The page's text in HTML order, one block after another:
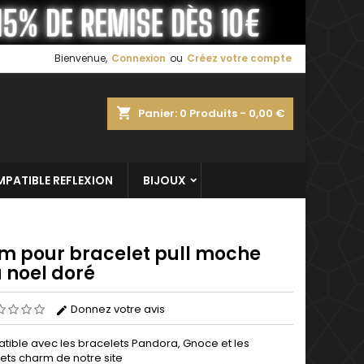
Bienvenue, Connexion ou Créez votre compte
shopping_cart Panier: 0 Produits - 0,00 €
REFLEXION BIJOUX
pour bracelet pull moche
noel doré
Donnez votre avis
avec les bracelets Pandora, Gnoce et les
charm de notre site